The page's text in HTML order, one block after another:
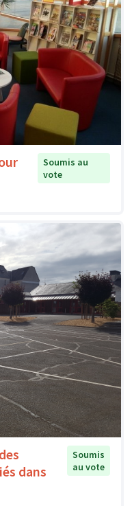
Soumis au
vote
dans
Soumis
au vote